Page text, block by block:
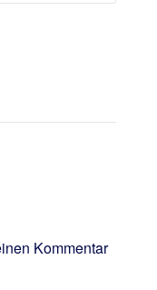
Kommentar